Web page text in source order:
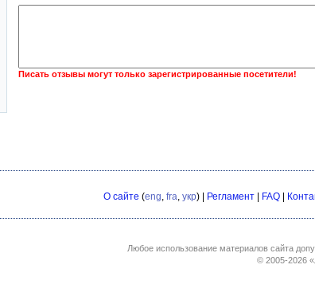
Писать отзывы могут только зарегистрированные посетители!
О сайте (eng, fra, укр) | Регламент FAQ
Любое использование материалов сайта
© 2005-2026